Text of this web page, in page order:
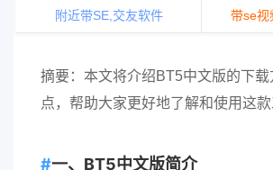
附近带SE,交友软件 带se视
摘要：本文将介绍BT5中文版的下
点，帮助大家更好地了解和使用这款
一、BT5中文版简介